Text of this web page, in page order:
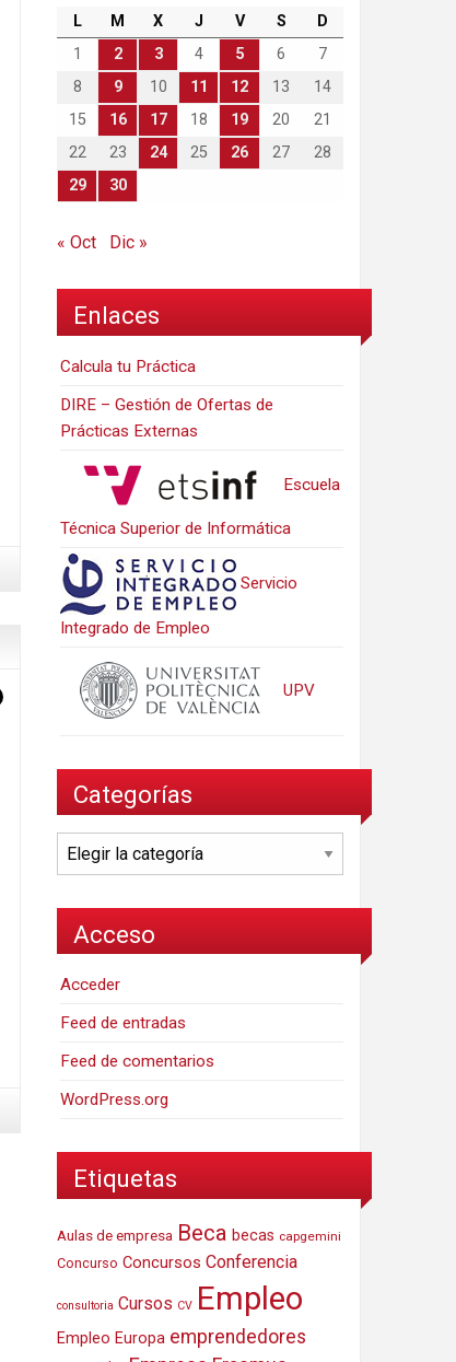
L M X J V S
D
1
2 3 4 5 6
7
8
9 10 11 12 13
14
15
16 17 18 19 20
21
22
23 24 25 26 27
28
29
30
« Oct Dic »
Enlaces
Calcula tu Práctica
DIRE – Gestión de Ofertas de
Prácticas Externas
Escuela
Técnica Superior de Informática
Servicio
Integrado de Empleo
UPV
Categorías
Categorías
Acceso
Acceder
Feed de entradas
Feed de comentarios
WordPress.org
Etiquetas
Aulas de empresa Beca becas capgemini
Concurso Concursos Conferencia
consultoria Cursos CV Empleo
Empleo Europa emprendedores